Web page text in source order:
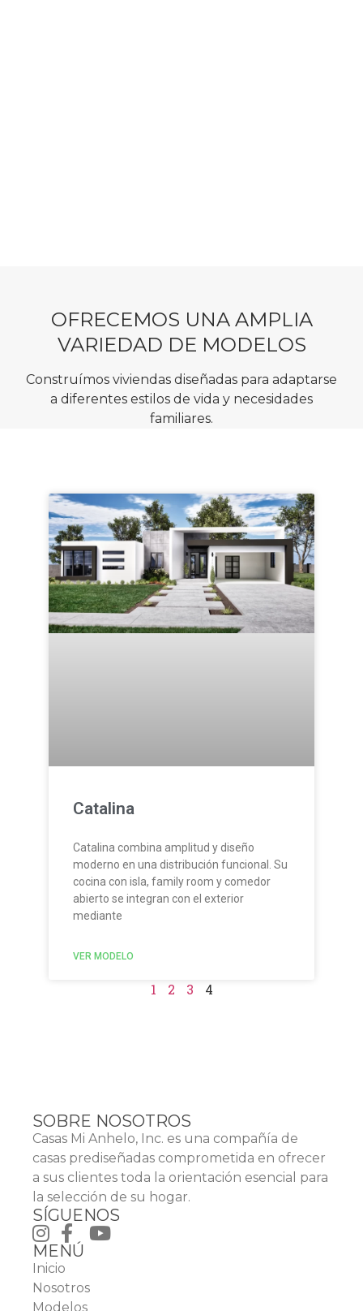
OFRECEMOS UNA AMPLIA
VARIEDAD DE MODELOS
Construímos viviendas diseñadas para adaptarse
a diferentes estilos de vida y necesidades
familiares.
Catalina
Catalina combina amplitud y diseño
moderno en una distribución funcional. Su
cocina con isla, family room y comedor
abierto se integran con el exterior
mediante
VER MODELO
1 2 3 4
SOBRE NOSOTROS
Casas Mi Anhelo, Inc. es una compañía de
casas prediseñadas comprometida en ofrecer
a sus clientes toda la orientación esencial para
la selección de su hogar.
SÍGUENOS
MENÚ
Inicio
Nosotros
Modelos